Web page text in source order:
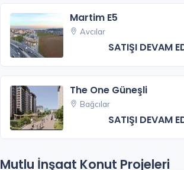
Martim E5
Avcılar
SATIŞI DEVAM
The One Güneşli
Bağcılar
SATIŞI DEVAM
Mutlu İnşaat Konut Projeleri